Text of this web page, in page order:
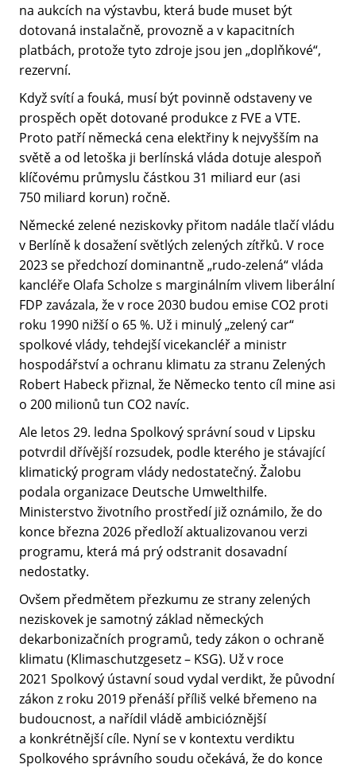
na aukcích na výstavbu, která bude muset být
dotovaná instalačně, provozně a v kapacitních
platbách, protože tyto zdroje jsou jen „doplňkové“,
rezervní.
Když svítí a fouká, musí být povinně odstaveny ve
prospěch opět dotované produkce z FVE a VTE.
Proto patří německá cena elektřiny k nejvyšším na
světě a od letoška ji berlínská vláda dotuje alespoň
klíčovému průmyslu částkou 31 miliard eur (asi
750 miliard korun) ročně.
Německé zelené neziskovky přitom nadále tlačí vládu
v Berlíně k dosažení světlých zelených zítřků. V roce
2023 se předchozí dominantně „rudo-zelená“ vláda
kancléře Olafa Scholze s marginálním vlivem liberální
FDP zavázala, že v roce 2030 budou emise CO2 proti
roku 1990 nižší o 65 %. Už i minulý „zelený car“
spolkové vlády, tehdejší vicekancléř a ministr
hospodářství a ochranu klimatu za stranu Zelených
Robert Habeck přiznal, že Německo tento cíl mine asi
o 200 milionů tun CO2 navíc.
Ale letos 29. ledna Spolkový správní soud v Lipsku
potvrdil dřívější rozsudek, podle kterého je stávající
klimatický program vlády nedostatečný. Žalobu
podala organizace Deutsche Umwelthilfe.
Ministerstvo životního prostředí již oznámilo, že do
konce března 2026 předloží aktualizovanou verzi
programu, která má prý odstranit dosavadní
nedostatky.
Ovšem předmětem přezkumu ze strany zelených
neziskovek je samotný základ německých
dekarbonizačních programů, tedy zákon o ochraně
klimatu (Klimaschutzgesetz – KSG). Už v roce
2021 Spolkový ústavní soud vydal verdikt, že původní
zákon z roku 2019 přenáší příliš velké břemeno na
budoucnost, a nařídil vládě ambicióznější
a konkrétnější cíle. Nyní se v kontextu verdiktu
Spolkového správního soudu očekává, že do konce